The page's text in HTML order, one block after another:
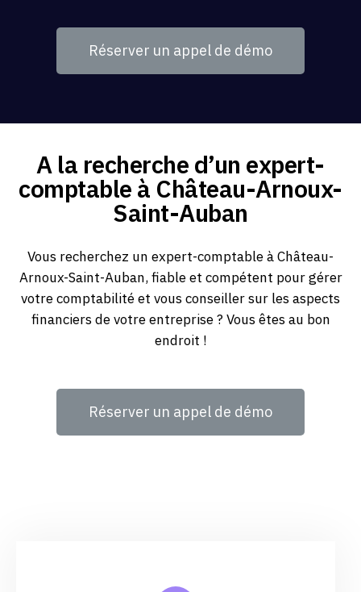
Réserver un appel de démo
A la recherche d’un expert-
comptable à Château-Arnoux-
Saint-Auban
Vous recherchez un expert-comptable à Château-
Arnoux-Saint-Auban, fiable et compétent pour gérer
votre comptabilité et vous conseiller sur les aspects
financiers de votre entreprise ? Vous êtes au bon
endroit !
Réserver un appel de démo